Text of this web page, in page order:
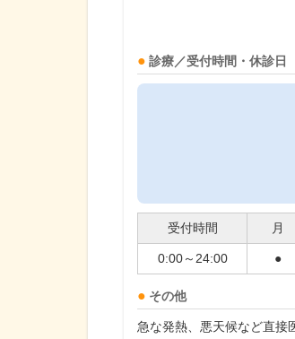
診療／受付時間・休診日
受付時間 月
0:00～24:00 ●
その他
急な発熱、悪天候など直接